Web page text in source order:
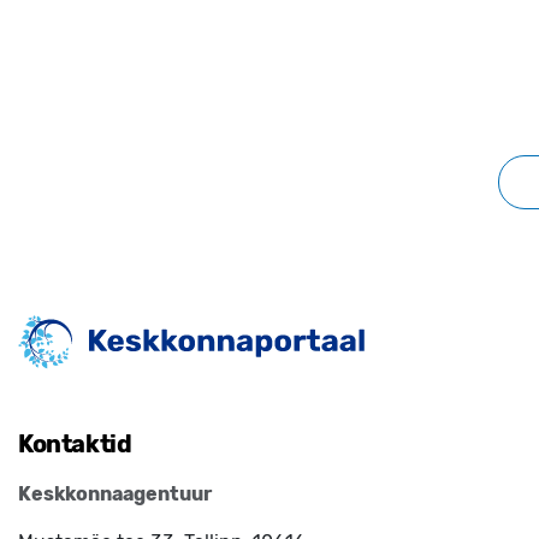
Kontaktid
Keskkonnaagentuur